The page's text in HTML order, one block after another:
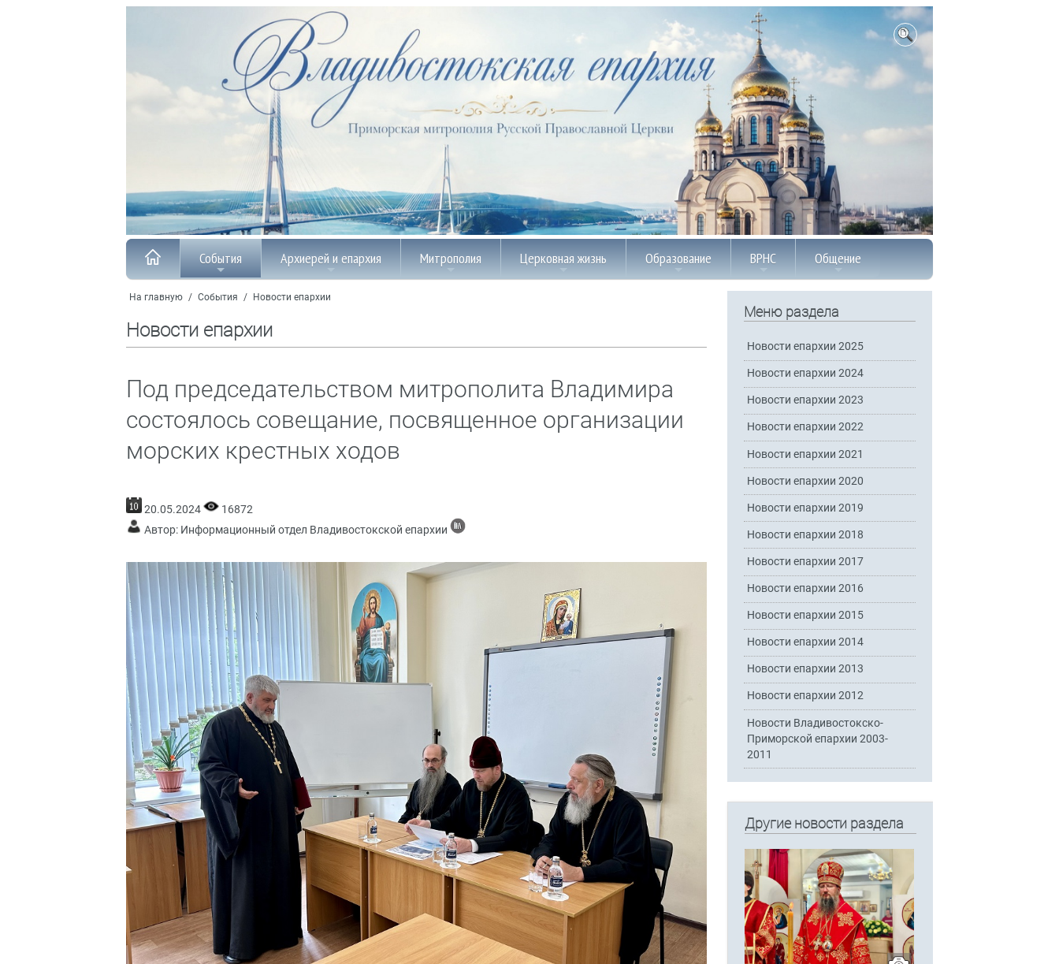
События Архиерей и епархия Митрополия Церковная жизнь Образование ВРНС Общение
На главную / События / Новости епархии
Новости епархии
Под председательством митрополита Владимира
состоялось совещание, посвященное организации
морских крестных ходов
20.05.2024
16872
Автор: Информационный отдел Владивостокской епархии
Меню раздела
Новости епархии 2025
Новости епархии 2024
Новости епархии 2023
Новости епархии 2022
Новости епархии 2021
Новости епархии 2020
Новости епархии 2019
Новости епархии 2018
Новости епархии 2017
Новости епархии 2016
Новости епархии 2015
Новости епархии 2014
Новости епархии 2013
Новости епархии 2012
Новости Владивостокско-
Приморской епархии 2003-
2011
Другие новости раздела